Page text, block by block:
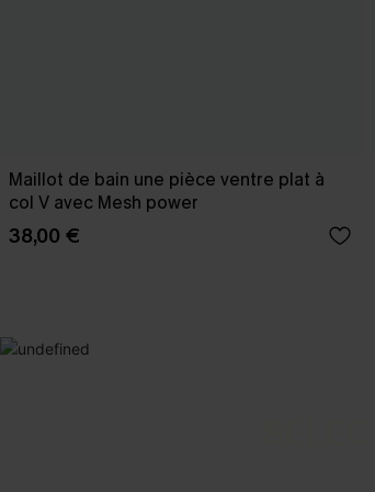
Maillot de bain une pièce ventre plat à
col V avec Mesh power
38,00 €